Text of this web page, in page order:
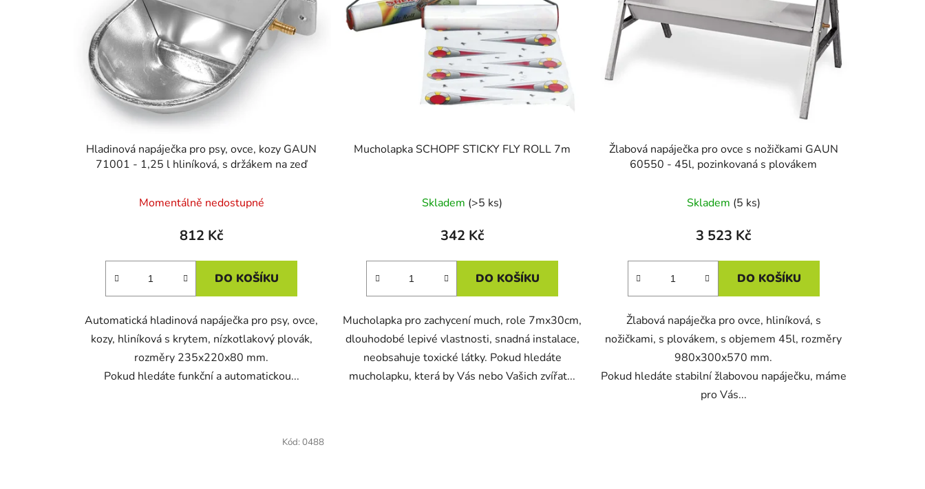
Hladinová napáječka pro psy, ovce, kozy GAUN
71001 - 1,25 l hliníková, s držákem na zeď
Momentálně nedostupné
812 Kč
DO KOŠÍKU
Automatická hladinová napáječka pro psy, ovce,
kozy, hliníková s krytem, nízkotlakový plovák,
rozměry 235x220x80 mm.
Pokud hledáte funkční a automatickou...
Mucholapka SCHOPF STICKY FLY ROLL 7m
Skladem (>5 ks)
342 Kč
DO KOŠÍKU
Mucholapka pro zachycení much, role 7mx30cm,
dlouhodobé lepivé vlastnosti, snadná instalace,
neobsahuje toxické látky. Pokud hledáte
mucholapku, která by Vás nebo Vašich zvířat...
Žlabová napáječka pro ovce s nožičkami GAUN
60550 - 45l, pozinkovaná s plovákem
Skladem (5 ks)
3 523 Kč
DO KOŠÍKU
Žlabová napáječka pro ovce, hliníková, s
nožičkami, s plovákem, s objemem 45l, rozměry
980x300x570 mm.
Pokud hledáte stabilní žlabovou napáječku, máme
pro Vás...
Kód:0488